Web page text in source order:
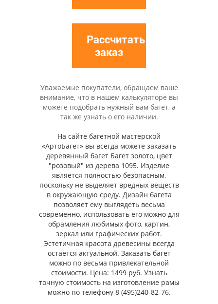
Рассчитать
заказ
Уважаемые покупатели, обращаем ваше
внимание, что в нашем калькуляторе вы
можете подобрать нужный вам багет, а
так же узнать о его наличии.
На сайте багетной мастерской
«АртоБагет» вы всегда можете заказать
деревянный багет Багет золото, цвет
"розовый" из дерева 1095. Изделие
является полностью безопасным,
поскольку не выделяет вредных веществ
в окружающую среду. Дизайн багета
позволяет ему выглядеть весьма
современно, использовать его можно для
обрамления любимых фото, картин,
зеркал или графических работ.
Эстетичная красота древесины всегда
остается актуальной. Заказать багет
можно по весьма привлекательной
стоимости. Цена: 1499 руб. Узнать
точную стоимость на изготовление рамы
можно по телефону 8 (495)240-82-76.